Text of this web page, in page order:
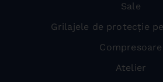
Sale
Grilajele de protecție
Compresoare
Atelier